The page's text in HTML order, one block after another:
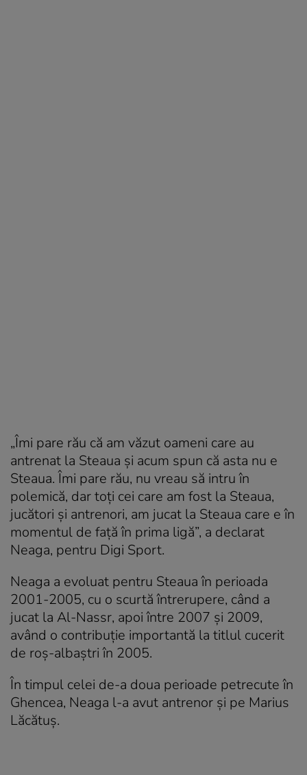
„Îmi pare rău că am văzut oameni care au
antrenat la Steaua şi acum spun că asta nu e
Steaua. Îmi pare rău, nu vreau să intru în
polemică, dar toţi cei care am fost la Steaua,
jucători şi antrenori, am jucat la Steaua care e în
momentul de faţă în prima ligă”, a declarat
Neaga, pentru Digi Sport.
Neaga a evoluat pentru Steaua în perioada
2001-2005, cu o scurtă întrerupere, când a
jucat la Al-Nassr, apoi între 2007 şi 2009,
având o contribuţie importantă la titlul cucerit
de roş-albaştri în 2005.
În timpul celei de-a doua perioade petrecute în
Ghencea, Neaga l-a avut antrenor şi pe Marius
Lăcătuş.